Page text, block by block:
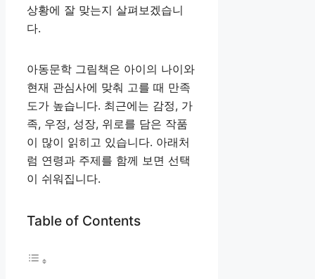
상황에 잘 맞는지 살펴보겠습니
다.
아동문학 그림책은 아이의 나이와
현재 관심사에 맞춰 고를 때 만족
도가 높습니다. 최근에는 감정, 가
족, 우정, 성장, 위로를 담은 작품
이 많이 읽히고 있습니다. 아래처
럼 연령과 주제를 함께 보면 선택
이 쉬워집니다.
Table of Contents